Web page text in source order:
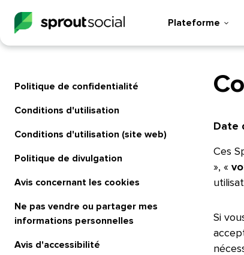
Plateforme​​
Politique de confidentialité​​
Conditions d'utilisation​​
Conditions d'utilisation (site web)​​
Politique de divulgation​​
Avis concernant les cookies​​
Ne pas vendre ou partager mes
informations personnelles​​
Avis d'accessibilité​​
Date
Ces
», «
Si